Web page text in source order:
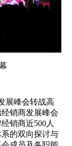
峰会转战高
销商发展峰会
销商近500人
的双向探讨与